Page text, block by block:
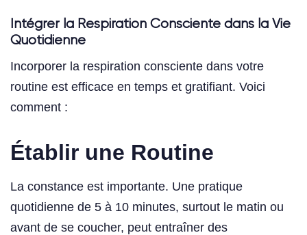
Intégrer la Respiration Consciente dans la Vie
Quotidienne
Incorporer la respiration consciente dans votre
routine est efficace en temps et gratifiant. Voici
comment :
Établir une Routine
La constance est importante. Une pratique
quotidienne de 5 à 10 minutes, surtout le matin ou
avant de se coucher, peut entraîner des